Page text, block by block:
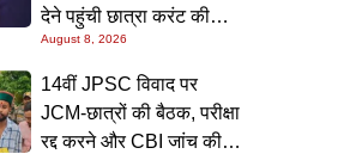
देने पहुंची छात्रा करंट की
चपेट में आई; अस्पताल में भर्ती,
छात्रों का हंगामा
August 8, 2026
14वीं JPSC विवाद पर
JCM-छात्रों की बैठक, परीक्षा
रद्द करने और CBI जांच की